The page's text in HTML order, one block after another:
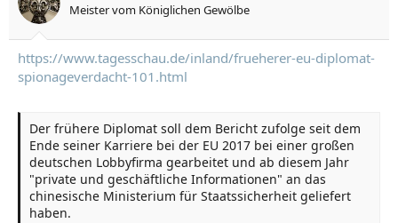
Meister vom Königlichen Gewölbe
https://www.tagesschau.de/inland/frueherer-eu-diplomat-
spionageverdacht-101.html
Der frühere Diplomat soll dem Bericht zufolge seit dem
Ende seiner Karriere bei der EU 2017 bei einer großen
deutschen Lobbyfirma gearbeitet und ab diesem Jahr
"private und geschäftliche Informationen" an das
chinesische Ministerium für Staatssicherheit geliefert
haben.